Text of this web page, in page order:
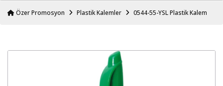
Özer Promosyon Plastik Kalemler 0544-55-YSL Plastik Kalem